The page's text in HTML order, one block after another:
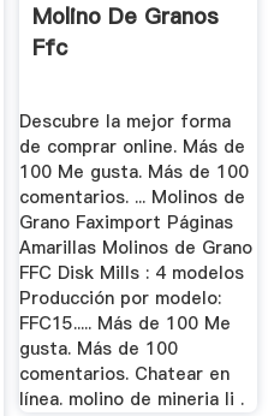
Molino De Granos
Ffc
Descubre la mejor forma
de comprar online. Más de
100 Me gusta. Más de 100
comentarios. ... Molinos de
Grano Faximport Páginas
Amarillas Molinos de Grano
FFC Disk Mills : 4 modelos
Producción por modelo:
FFC15..... Más de 100 Me
gusta. Más de 100
comentarios. Chatear en
línea. molino de mineria li .